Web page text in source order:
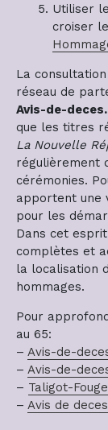
Utiliser
croiser
La
réseau de
Avis-de-
que les titres
La Nouvelle
régulièrement
cérémonies.
apportent une
pour les
Dans cet
complètes et
la localisation
hommages.
Pour
au 65:
– Avis-de-
– Avis-de-
– Taligot-
– Avis de